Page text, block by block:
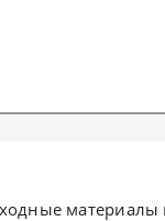
материалы